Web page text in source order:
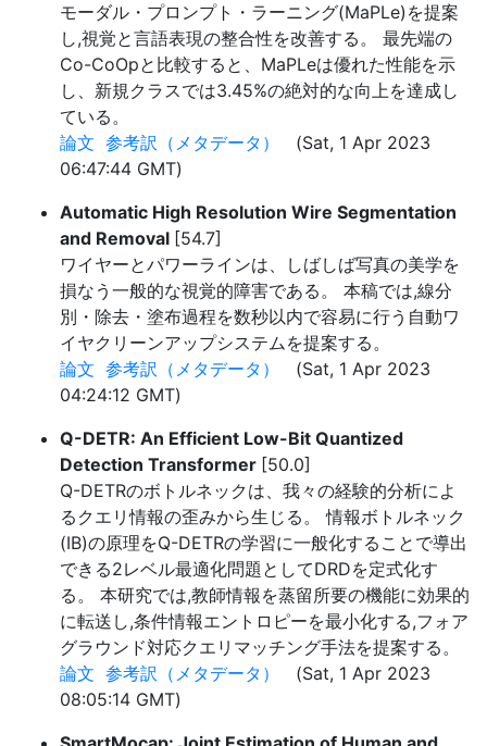
モーダル・プロンプト・ラーニング(MaPLe)を提案
し,視覚と言語表現の整合性を改善する。 最先端の
Co-CoOpと比較すると、MaPLeは優れた性能を示
し、新規クラスでは3.45%の絶対的な向上を達成し
ている。
論文 参考訳（メタデータ）
(Sat, 1 Apr 2023
06:47:44 GMT)
Automatic High Resolution Wire Segmentation
and Removal [54.7]
ワイヤーとパワーラインは、しばしば写真の美学を
損なう一般的な視覚的障害である。 本稿では,線分
別・除去・塗布過程を数秒以内で容易に行う自動ワ
イヤクリーンアップシステムを提案する。
論文 参考訳（メタデータ）
(Sat, 1 Apr 2023
04:24:12 GMT)
Q-DETR: An Efficient Low-Bit Quantized
Detection Transformer [50.0]
Q-DETRのボトルネックは、我々の経験的分析によ
るクエリ情報の歪みから生じる。 情報ボトルネック
(IB)の原理をQ-DETRの学習に一般化することで導出
できる2レベル最適化問題としてDRDを定式化す
る。 本研究では,教師情報を蒸留所要の機能に効果的
に転送し,条件情報エントロピーを最小化する,フォア
グラウンド対応クエリマッチング手法を提案する。
論文 参考訳（メタデータ）
(Sat, 1 Apr 2023
08:05:14 GMT)